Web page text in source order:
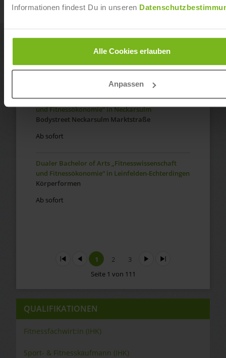
Informationen findest Du in unseren
Alle Cookies erlauben
Anpassen
Ab sofort
Ab sofort
Dualer Bachelor of Arts „Fitnesswissenschaft
und Fitnessökonomie“ in Neckarsulm
Bodystreet Neckarsulm Marktstraße
Ab sofort
Dualer Bachelor of Arts „Fitnesswissenschaft
und Fitnessökonomie“ in Leinfelden-Echterdingen
Körperformen
Ab sofort
Start Zurück
1 2 3 Vor
Seite 1 von 111
QUALIFIKATIONEN
Fitnessfachwirt:in (IHK)
Sport- & Fitnesskaufmann (IHK)